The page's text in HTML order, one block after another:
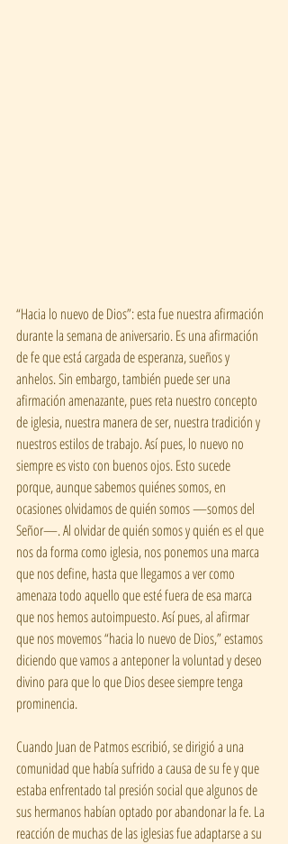
“Hacia lo nuevo de Dios”: esta fue nuestra afirmación
durante la semana de aniversario. Es una afirmación
de fe que está cargada de esperanza, sueños y
anhelos. Sin embargo, también puede ser una
afirmación amenazante, pues reta nuestro concepto
de iglesia, nuestra manera de ser, nuestra tradición y
nuestros estilos de trabajo. Así pues, lo nuevo no
siempre es visto con buenos ojos. Esto sucede
porque, aunque sabemos quiénes somos, en
ocasiones olvidamos de quién somos —somos del
Señor—. Al olvidar de quién somos y quién es el que
nos da forma como iglesia, nos ponemos una marca
que nos define, hasta que llegamos a ver como
amenaza todo aquello que esté fuera de esa marca
que nos hemos autoimpuesto. Así pues, al afirmar
que nos movemos “hacia lo nuevo de Dios,” estamos
diciendo que vamos a anteponer la voluntad y deseo
divino para que lo que Dios desee siempre tenga
prominencia.
Cuando Juan de Patmos escribió, se dirigió a una
comunidad que había sufrido a causa de su fe y que
estaba enfrentado tal presión social que algunos de
sus hermanos habían optado por abandonar la fe. La
reacción de muchas de las iglesias fue adaptarse a su